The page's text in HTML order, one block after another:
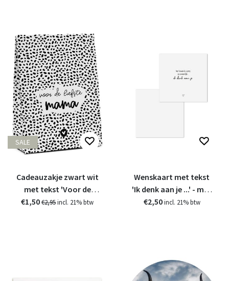
SALE
Cadeauzakje zwart wit
met tekst 'Voor de
liefste mama'
€1,50€2,95incl. 21% btw
Wenskaart met tekst
'Ik denk aan je ...' - met
bedrukte envelop
€2,50 incl. 21% btw